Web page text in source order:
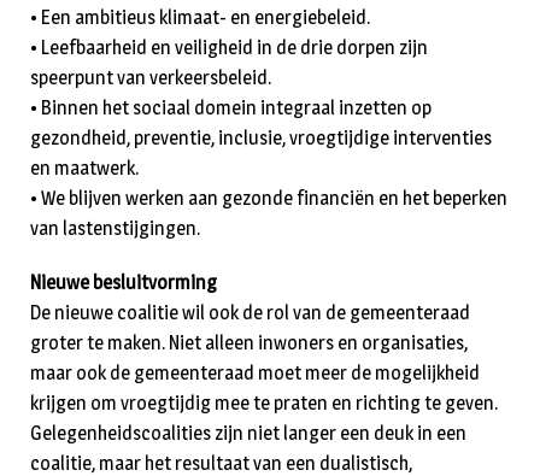
• Een ambitieus klimaat- en energiebeleid.
• Leefbaarheid en veiligheid in de drie dorpen zijn
speerpunt van verkeersbeleid.
• Binnen het sociaal domein integraal inzetten op
gezondheid, preventie, inclusie, vroegtijdige interventies
en maatwerk.
• We blijven werken aan gezonde financiën en het beperken
van lastenstijgingen.
Nieuwe besluitvorming
De nieuwe coalitie wil ook de rol van de gemeenteraad
groter te maken. Niet alleen inwoners en organisaties,
maar ook de gemeenteraad moet meer de mogelijkheid
krijgen om vroegtijdig mee te praten en richting te geven.
Gelegenheidscoalities zijn niet langer een deuk in een
coalitie, maar het resultaat van een dualistisch,